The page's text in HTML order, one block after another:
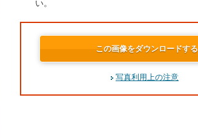
い。
この画像をダウンロードする
写真利用上の注意